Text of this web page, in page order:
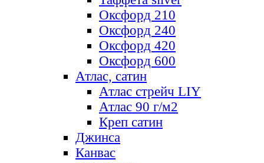
Оксфорд 210
Оксфорд 240
Оксфорд 420
Оксфорд 600
Атлас, сатин
Атлас стрейч LIY
Атлас 90 г/м2
Креп сатин
Джинса
Канвас